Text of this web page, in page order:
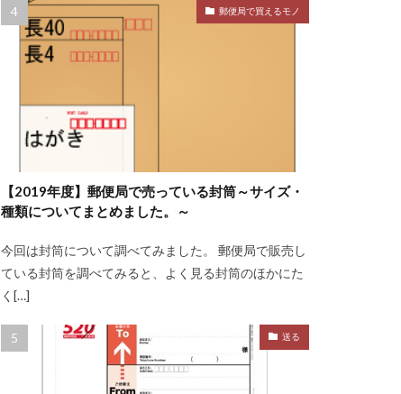
郵便局で買えるモノ
【2019年度】郵便局で売っている封筒～サイズ・
種類についてまとめました。～
今回は封筒について調べてみました。 郵便局で販売し
ている封筒を調べてみると、よく見る封筒のほかにた
く[…]
送る